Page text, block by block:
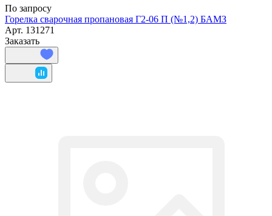
По запросу
Горелка сварочная пропановая Г2-06 П (№1,2) БАМЗ
Арт. 131271
Заказать